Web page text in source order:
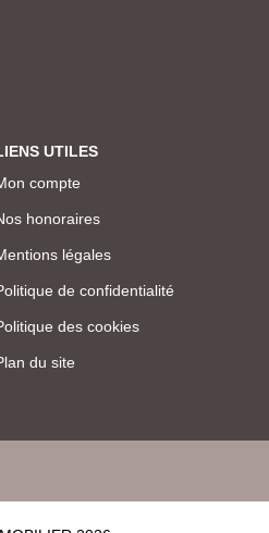
UTILES
compte
honoraires
légales
de confidentialité
des cookies
du site